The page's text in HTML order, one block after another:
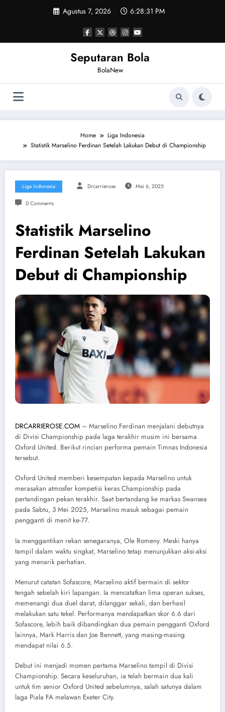
Agustus 7, 2026 6:28:32 PM
Seputaran Bola
BolaNew
Home
Liga Indonesia
Statistik Marselino Ferdinan Setelah Lakukan Debut di Championship
Liga Indonesia Drcarrierose Mei 6, 2025
0 Comments
Statistik Marselino
Ferdinan Setelah Lakukan
Debut di Championship
DRCARRIEROSE.COM – Marselino Ferdinan menjalani debutnya
di Divisi Championship pada laga terakhir musim ini bersama
Oxford United. Berikut rincian performa pemain Timnas Indonesia
tersebut.
Oxford United memberi kesempatan kepada Marselino untuk
merasakan atmosfer kompetisi keras Championship pada
pertandingan pekan terakhir. Saat bertandang ke markas Swansea
pada Sabtu, 3 Mei 2025, Marselino masuk sebagai pemain
pengganti di menit ke-77.
Ia menggantikan rekan senegaranya, Ole Romeny. Meski hanya
tampil dalam waktu singkat, Marselino tetap menunjukkan aksi-aksi
yang menarik perhatian.
Menurut catatan Sofascore, Marselino aktif bermain di sektor
tengah sebelah kiri lapangan. Ia mencatatkan lima operan sukses,
memenangi dua duel darat, dilanggar sekali, dan berhasil
melakukan satu tekel. Performanya mendapatkan skor 6.6 dari
Sofascore, lebih baik dibandingkan dua pemain pengganti Oxford
lainnya, Mark Harris dan Joe Bennett, yang masing-masing
mendapat nilai 6.5.
Debut ini menjadi momen pertama Marselino tampil di Divisi
Championship. Secara keseluruhan, ia telah bermain dua kali
untuk tim senior Oxford United sebelumnya, salah satunya dalam
laga Piala FA melawan Exeter City.